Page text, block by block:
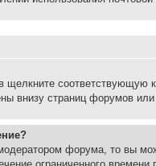
соответствующую
внизу страниц форумов или
форума, то вы